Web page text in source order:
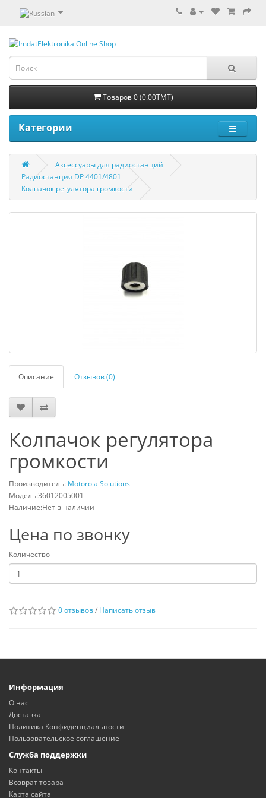
Товаров 0 (0.00TMT)
Категории
Aксессуары для радиостанций
Радиостанция DP 4401/4801
Колпачок регулятора громкости
Описание Отзывов (0)
Колпачок регулятора
громкости
Производитель: Motorola Solutions
Модель:36012005001
Наличие:Нет в наличии
Цена по звонку
Количество
0 отзывов/ Написать отзыв
Информация
О нас
Доставка
Политика Конфиденциальности
Пользовательское соглашение
Служба поддержки
Контакты
Возврат товара
Карта сайта